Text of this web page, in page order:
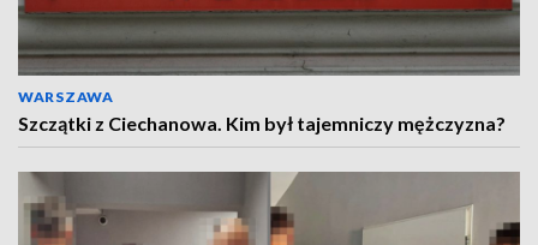
WARSZAWA
Szczątki z Ciechanowa. Kim był tajemniczy mężczyzna?